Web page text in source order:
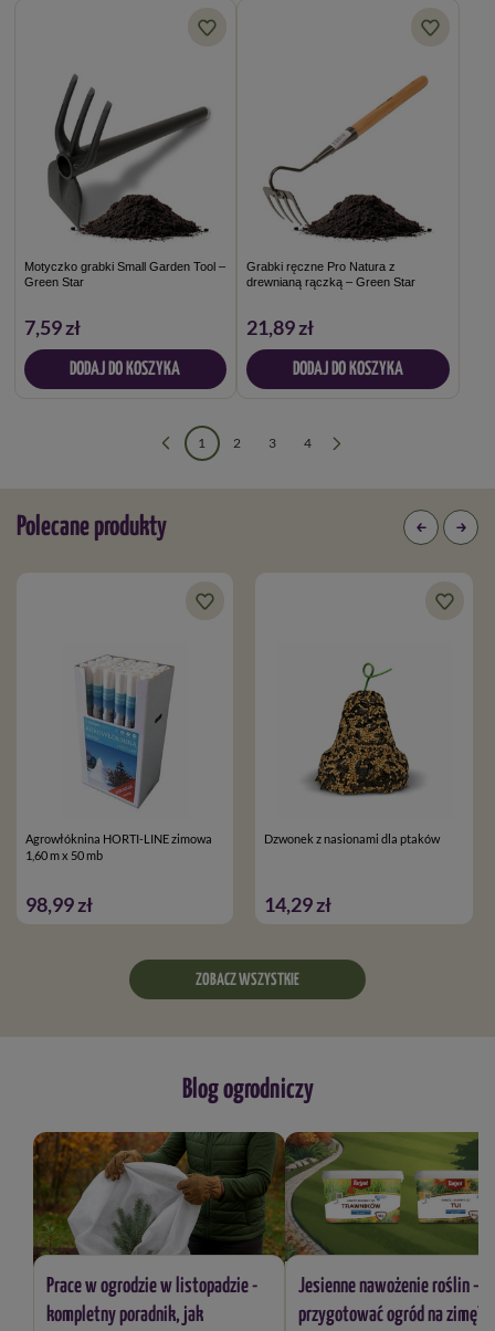
Motyczko grabki Small Garden Tool –
Green Star
7,59 zł
DODAJ DO KOSZYKA
Grabki ręczne Pro Natura z
drewnianą rączką – Green Star
21,89 zł
DODAJ DO KOSZYKA
1 2 3 4
Polecane produkty
Agrowłóknina HORTI-LINE zimowa
1,60 m x 50 mb
98,99 zł
Dzwonek z nasionami dla ptaków
14,29 zł
ZOBACZ WSZYSTKIE
Blog ogrodniczy
Prace w ogrodzie w listopadzie -
kompletny poradnik, jak
Jesienne nawożenie roślin –
przygotować ogród na zimę?